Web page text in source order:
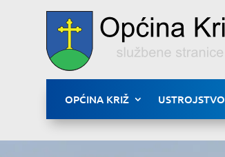
OPĆINA KRIŽ USTROJSTVO